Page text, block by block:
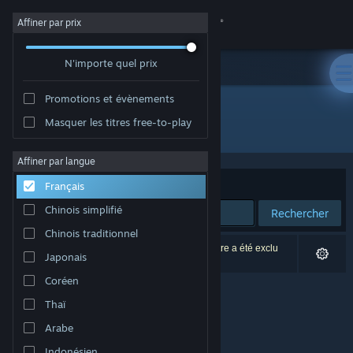
Se connecter
Magasin
À propos
Support
Changer la langue
Télécharger l'application mobile Steam
Voir version ordi. du site
Affiner par prix
N'importe quel prix
Promotions et évènements
Masquer les titres free-to-play
Affiner par langue
Français
Chinois simplifié
Chinois traditionnel
Japonais
Coréen
Thaï
Arabe
Développement : Kentoo Sp. z o.o.
Trier par Pertinence
Rechercher
0 résultats correspondent à votre recherche. 1 titre a été exclu
selon vos préférences.